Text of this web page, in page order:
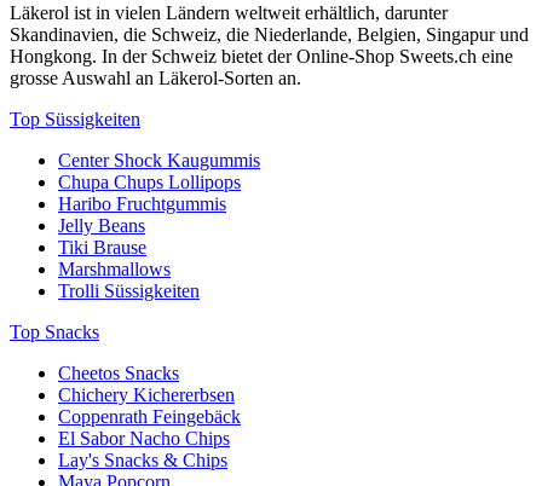
Läkerol ist in vielen Ländern weltweit erhältlich, darunter
Skandinavien, die Schweiz, die Niederlande, Belgien, Singapur und
Hongkong. In der Schweiz bietet der Online-Shop Sweets.ch eine
grosse Auswahl an Läkerol-Sorten an.
Top Süssigkeiten
Center Shock Kaugummis
Chupa Chups Lollipops
Haribo Fruchtgummis
Jelly Beans
Tiki Brause
Marshmallows
Trolli Süssigkeiten
Top Snacks
Cheetos Snacks
Chichery Kichererbsen
Coppenrath Feingebäck
El Sabor Nacho Chips
Lay's Snacks & Chips
Maya Popcorn